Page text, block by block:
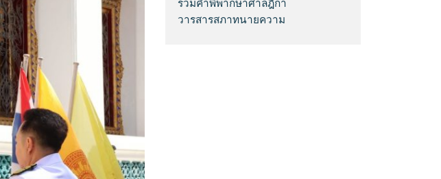
รวมคำพิพากษาศาลฎีกา
วารสารสภาทนายความ